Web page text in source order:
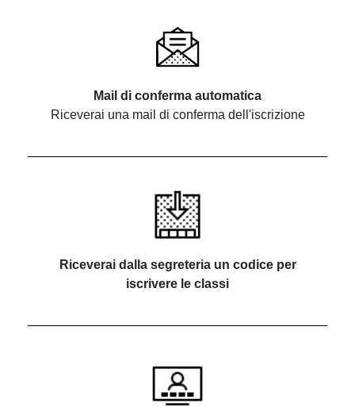
Mail di conferma automatica
Riceverai una mail di conferma dell'iscrizione
Riceverai dalla segreteria un codice per
iscrivere le classi